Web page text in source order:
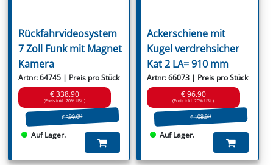
Rückfahrvideosystem
7 Zoll Funk mit Magnet
Kamera
Artnr: 64745 | Preis pro Stück
€ 338.90
(Preis inkl. 20% USt.)
€ 399.00
Auf Lager.
Ackerschiene mit
Kugel verdrehsicher
Kat 2 LA= 910 mm
Artnr: 66073 | Preis pro Stück
€ 96.90
(Preis inkl. 20% USt.)
€ 108.90
Auf Lager.